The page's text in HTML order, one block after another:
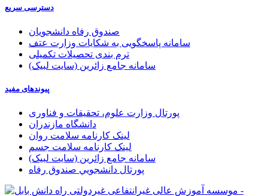
دسترسی سریع
صندوق رفاه دانشجویان
سامانه پاسخگویی به شکایات وزارت عتف
ترم بندی تحصیلات تکمیلی
سامانه جامع زائرین (سایت لبیک)
پیوندهای مفید
پورتال وزارت علوم، تحقیقات و فناوری
دانشگاه مازندران
لینک کارنامه سلامت روان
لینک کارنامه سلامت جسم
سامانه جامع زائرین (سایت لبیک)
پورتال دانشجويي صندوق رفاه